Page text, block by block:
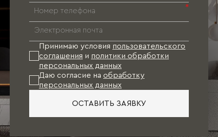
*
Принимаю условия пользовательского
соглашения и политики обработки
персональных данных
Даю согласие на обработку
персональных данных
ОСТАВИТЬ ЗАЯВКУ